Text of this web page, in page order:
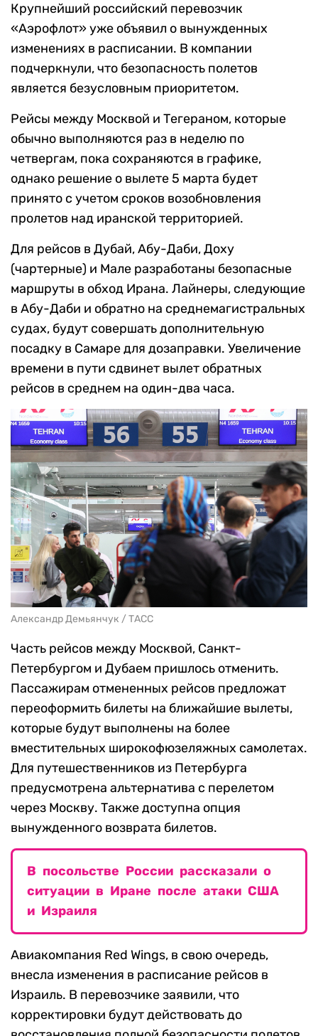
Крупнейший российский перевозчик
«Аэрофлот» уже объявил о вынужденных
изменениях в расписании. В компании
подчеркнули, что безопасность полетов
является безусловным приоритетом.
Рейсы между Москвой и Тегераном, которые
обычно выполняются раз в неделю по
четвергам, пока сохраняются в графике,
однако решение о вылете 5 марта будет
принято с учетом сроков возобновления
пролетов над иранской территорией.
Для рейсов в Дубай, Абу-Даби, Доху
(чартерные) и Мале разработаны безопасные
маршруты в обход Ирана. Лайнеры, следующие
в Абу-Даби и обратно на среднемагистральных
судах, будут совершать дополнительную
посадку в Самаре для дозаправки. Увеличение
времени в пути сдвинет вылет обратных
рейсов в среднем на один-два часа.
Александр Демьянчук / ТАСС
Часть рейсов между Москвой, Санкт-
Петербургом и Дубаем пришлось отменить.
Пассажирам отмененных рейсов предложат
переоформить билеты на ближайшие вылеты,
которые будут выполнены на более
вместительных широкофюзеляжных самолетах.
Для путешественников из Петербурга
предусмотрена альтернатива с перелетом
через Москву. Также доступна опция
вынужденного возврата билетов.
В посольстве России рассказали о
ситуации в Иране после атаки США
и Израиля
Авиакомпания Red Wings, в свою очередь,
внесла изменения в расписание рейсов в
Израиль. В перевозчике заявили, что
корректировки будут действовать до